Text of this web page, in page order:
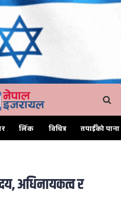
लिंक विचित्र तपाईँको पाना
अधिनायकत्व र